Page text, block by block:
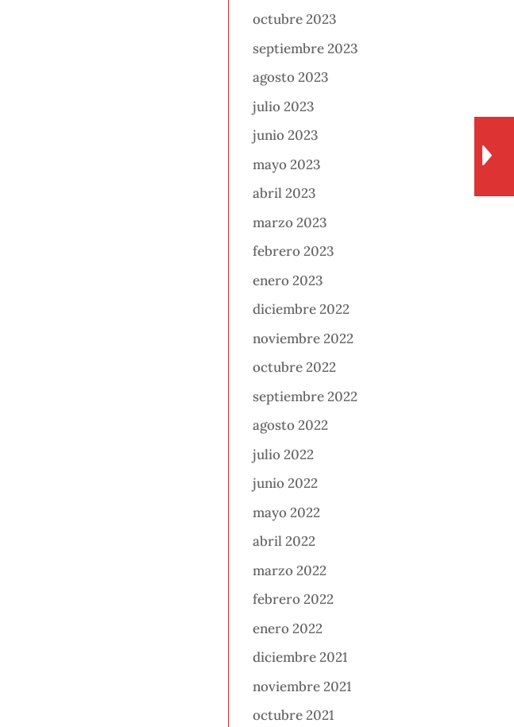
octubre 2023
septiembre 2023
agosto 2023
julio 2023
junio 2023
mayo 2023
abril 2023
marzo 2023
febrero 2023
enero 2023
diciembre 2022
noviembre 2022
octubre 2022
septiembre 2022
agosto 2022
julio 2022
junio 2022
mayo 2022
abril 2022
marzo 2022
febrero 2022
enero 2022
diciembre 2021
noviembre 2021
octubre 2021